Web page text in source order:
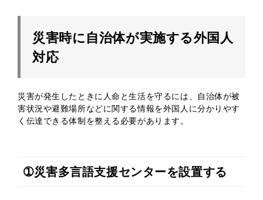
災害時に自治体が実施する外国人
対応
災害が発生したときに人命と生活を守るには、自治体が被
害状況や避難場所などに関する情報を外国人に分かりやす
く伝達できる体制を整える必要があります。
➀災害多言語支援センターを設置する